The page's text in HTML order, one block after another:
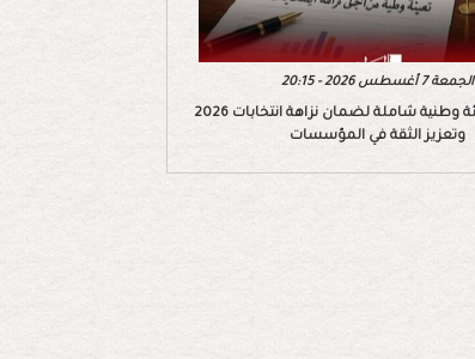
الجمعة 7 أغسطس 2026 - 20:15
دعوات إلى تعبئة وطنية شاملة لضمان نزاهة انتخابات 2026
وتعزيز الثقة في المؤسسات